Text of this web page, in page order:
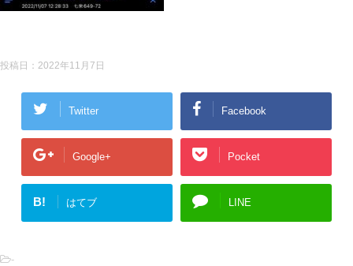
投稿日： 2022年11月7日
Twitter Facebook
Google+ Pocket
B! はてブ LINE
-